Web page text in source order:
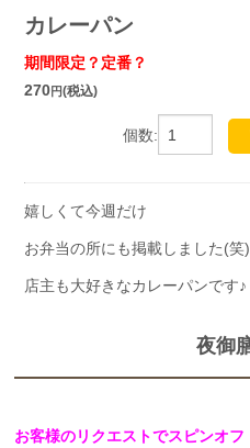
カレーパン
期間限定？定番？
270円(税込)
個数:
嬉しくて今週だけ
お弁当の所にも掲載しました(笑)
店主も大好きなカレーパンです♪
夜御
お客様のリクエストでスピンオフ